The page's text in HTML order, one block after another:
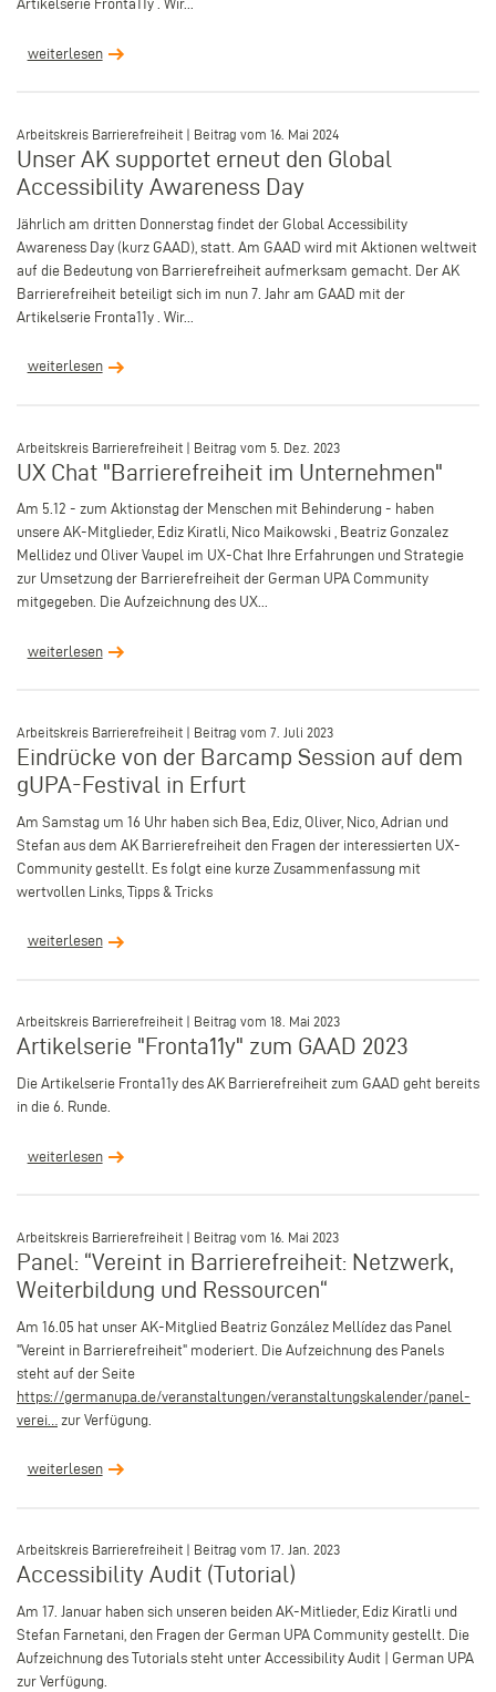
Artikelserie Fronta11y . Wir...
weiterlesen
Arbeitskreis Barrierefreiheit | Beitrag vom 16. Mai 2024
Unser AK supportet erneut den Global
Accessibility Awareness Day
Jährlich am dritten Donnerstag findet der Global Accessibility
Awareness Day (kurz GAAD), statt. Am GAAD wird mit Aktionen weltweit
auf die Bedeutung von Barrierefreiheit aufmerksam gemacht. Der AK
Barrierefreiheit beteiligt sich im nun 7. Jahr am GAAD mit der
Artikelserie Fronta11y . Wir...
weiterlesen
Arbeitskreis Barrierefreiheit | Beitrag vom 5. Dez. 2023
UX Chat "Barrierefreiheit im Unternehmen"
Am 5.12 - zum Aktionstag der Menschen mit Behinderung - haben
unsere AK-Mitglieder, Ediz Kiratli, Nico Maikowski , Beatriz Gonzalez
Mellidez und Oliver Vaupel im UX-Chat Ihre Erfahrungen und Strategie
zur Umsetzung der Barrierefreiheit der German UPA Community
mitgegeben. Die Aufzeichnung des UX...
weiterlesen
Arbeitskreis Barrierefreiheit | Beitrag vom 7. Juli 2023
Eindrücke von der Barcamp Session auf dem
gUPA-Festival in Erfurt
Am Samstag um 16 Uhr haben sich Bea, Ediz, Oliver, Nico, Adrian und
Stefan aus dem AK Barrierefreiheit den Fragen der interessierten UX-
Community gestellt. Es folgt eine kurze Zusammenfassung mit
wertvollen Links, Tipps & Tricks
weiterlesen
Arbeitskreis Barrierefreiheit | Beitrag vom 18. Mai 2023
Artikelserie "Fronta11y" zum GAAD 2023
Die Artikelserie Fronta11y des AK Barrierefreiheit zum GAAD geht bereits
in die 6. Runde.
weiterlesen
Arbeitskreis Barrierefreiheit | Beitrag vom 16. Mai 2023
Panel: “Vereint in Barrierefreiheit: Netzwerk,
Weiterbildung und Ressourcen“
Am 16.05 hat unser AK-Mitglied Beatriz González Mellídez das Panel
"Vereint in Barrierefreiheit" moderiert. Die Aufzeichnung des Panels
steht auf der Seite
https://germanupa.de/veranstaltungen/veranstaltungskalender/panel-
verei…
zur Verfügung.
weiterlesen
Arbeitskreis Barrierefreiheit | Beitrag vom 17. Jan. 2023
Accessibility Audit (Tutorial)
Am 17. Januar haben sich unseren beiden AK-Mitlieder, Ediz Kiratli und
Stefan Farnetani, den Fragen der German UPA Community gestellt. Die
Aufzeichnung des Tutorials steht unter Accessibility Audit | German UPA
zur Verfügung.